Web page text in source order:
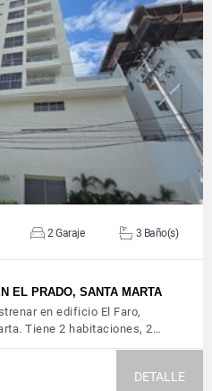
2 Garaje 3 Baño(s)
EL PRADO, SANTA MARTA
en edificio El Faro,
Tiene 2 habitaciones, 2…
DETALLE